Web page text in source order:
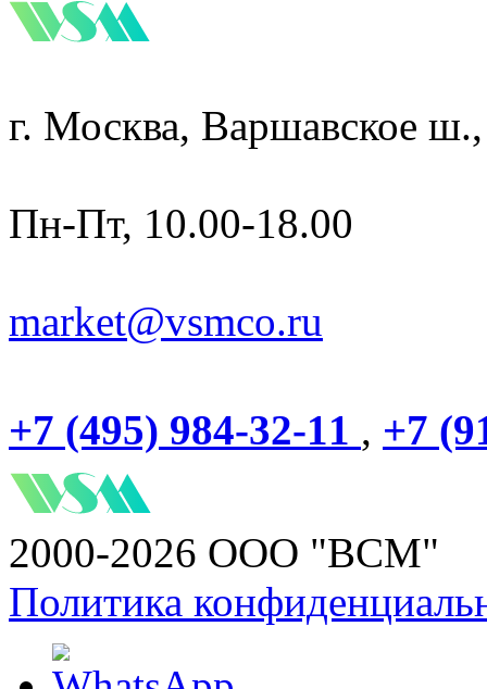
г. Москва, Варшавское
Пн-Пт, 10.00-18.00
market@vsmco.ru
+7 (495) 984-32-11 , +7
2000-2026 ООО "ВСМ"
Политика